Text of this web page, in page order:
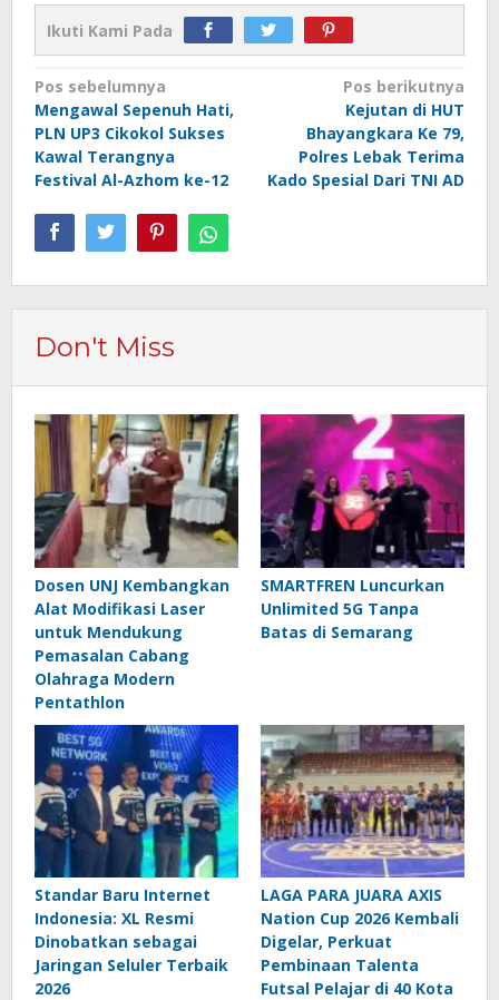
Ikuti Kami Pada
Navigasi
pos
Pos sebelumnya
Mengawal Sepenuh Hati,
PLN UP3 Cikokol Sukses
Kawal Terangnya
Festival Al-Azhom ke-12
Pos berikutnya
Kejutan di HUT
Bhayangkara Ke 79,
Polres Lebak Terima
Kado Spesial Dari TNI AD
Don't Miss
Dosen UNJ Kembangkan
Alat Modifikasi Laser
untuk Mendukung
Pemasalan Cabang
Olahraga Modern
Pentathlon
SMARTFREN Luncurkan
Unlimited 5G Tanpa
Batas di Semarang
Standar Baru Internet
Indonesia: XL Resmi
Dinobatkan sebagai
Jaringan Seluler Terbaik
2026
LAGA PARA JUARA AXIS
Nation Cup 2026 Kembali
Digelar, Perkuat
Pembinaan Talenta
Futsal Pelajar di 40 Kota